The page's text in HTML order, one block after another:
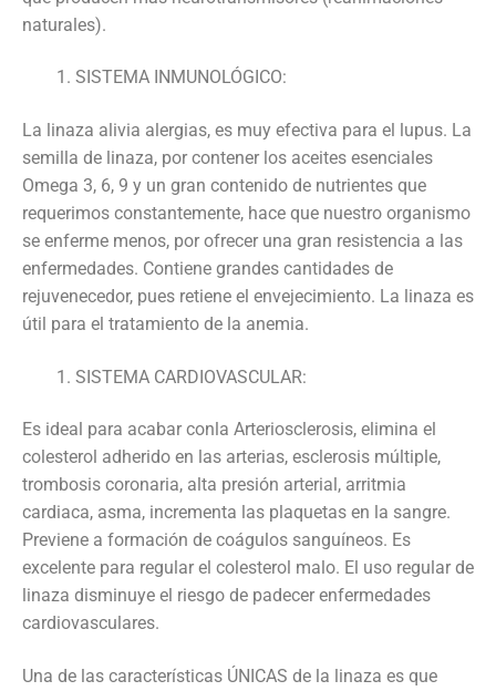
naturales).
SISTEMA INMUNOLÓGICO:
La linaza alivia alergias, es muy efectiva para el lupus. La
semilla de linaza, por contener los aceites esenciales
Omega 3, 6, 9 y un gran contenido de nutrientes que
requerimos constantemente, hace que nuestro organismo
se enferme menos, por ofrecer una gran resistencia a las
enfermedades. Contiene grandes cantidades de
rejuvenecedor, pues retiene el envejecimiento. La linaza es
útil para el tratamiento de la anemia.
SISTEMA CARDIOVASCULAR:
Es ideal para acabar conla Arteriosclerosis, elimina el
colesterol adherido en las arterias, esclerosis múltiple,
trombosis coronaria, alta presión arterial, arritmia
cardiaca, asma, incrementa las plaquetas en la sangre.
Previene a formación de coágulos sanguíneos. Es
excelente para regular el colesterol malo. El uso regular de
linaza disminuye el riesgo de padecer enfermedades
cardiovasculares.
Una de las características ÚNICAS de la linaza es que